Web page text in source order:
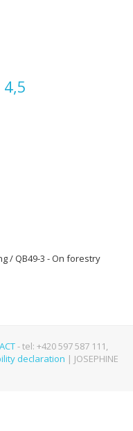
/ QB49-3 - On forestry
- tel: +420 597 587 111,
declaration | JOSEPHINE